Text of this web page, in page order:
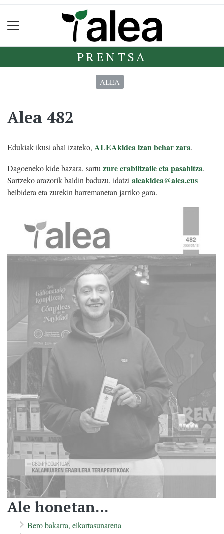
PRENTSA
ALEA
Alea 482
Edukiak ikusi ahal izateko, ALEAkidea izan behar zara.
Dagoeneko kide bazara, sartu zure erabiltzaile eta pasahitza.
Sartzeko arazorik baldin baduzu, idatzi aleakidea@alea.eus
helbidera eta zurekin harremanetan jarriko gara.
Ale honetan...
Bero bakarra, elkartasunarena